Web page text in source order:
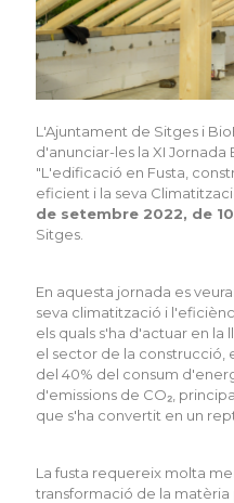
L'Ajuntament de Sitges i
d'anunciar-les la XI Jornada
"L'edificació en Fusta,
eficient i la seva
de setembre 2022, de
Sitges.
En aquesta jornada es
seva climatització i
els quals s'ha d'actuar en la
el sector de la construcció,
del 40% del consum
d'emissions de CO₂,
que s'ha convertit en un
La fusta requereix molta
transformació de la